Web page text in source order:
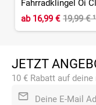
Fahrradklingel Oi
ab16,99 € 19,99 €¹
JETZT
10 € Rabatt auf
Deine E-Mail